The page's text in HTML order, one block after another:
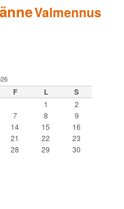
Valmennus
F L S
1
2
7 8
9
14 15
16
21 22
23
28 29
30